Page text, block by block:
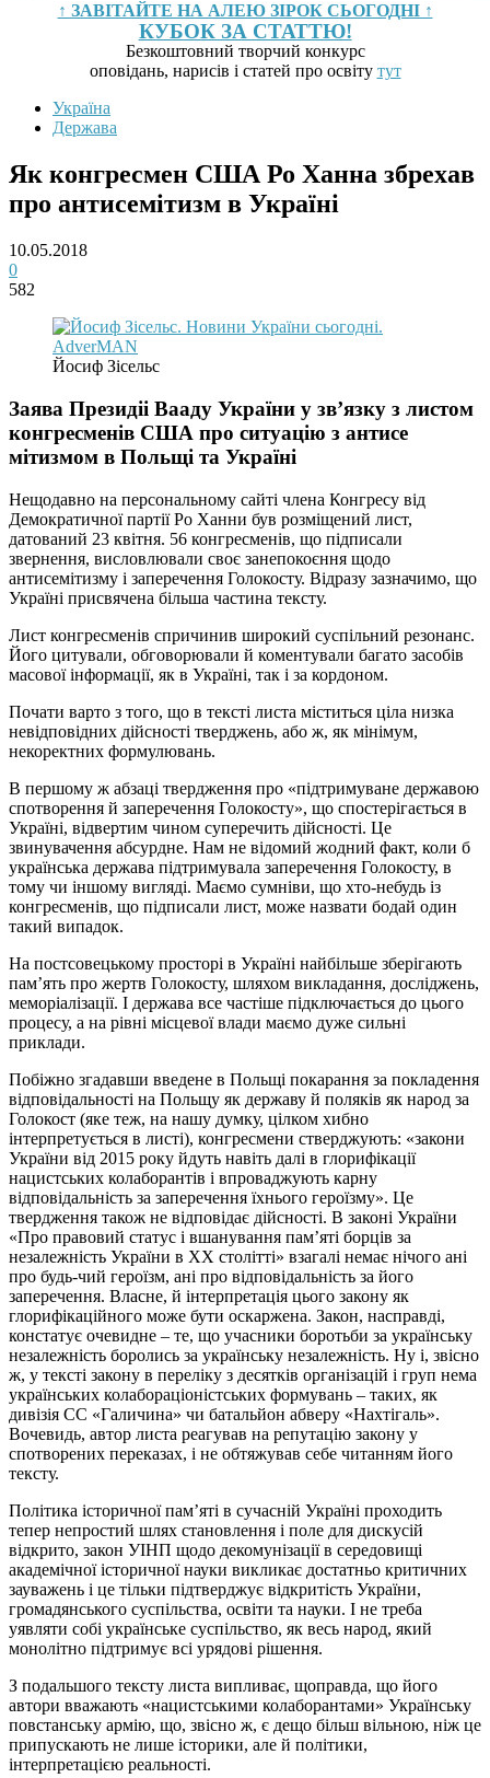
↑ ЗАВІТАЙТЕ НА АЛЕЮ ЗІРОК СЬОГОДНІ ↑
КУБОК ЗА СТАТТЮ!
Безкоштовний творчий конкурс
оповідань, нарисів і статей про освіту тут
Україна
Держава
Як конгресмен США Ро Ханна збрехав
про антисемітизм в Україні
10.05.2018
0
582
Йосиф Зісельс
Заява Президіі Вааду України у зв’язку з листом
конгресменів США про ситуацію з антисе
мітизмом в Польщі та Україні
Нещодавно на персональному сайті члена Конгресу від
Демократичної партії Ро Ханни був розміщений лист,
датований 23 квітня. 56 конгресменів, що підписали
звернення, висловлювали своє занепокоєння щодо
антисемітизму і заперечення Голокосту. Відразу зазначимо, що
Україні присвячена більша частина тексту.
Лист конгресменів спричинив широкий суспільний резонанс.
Його цитували, обговорювали й коментували багато засобів
масової інформації, як в Україні, так і за кордоном.
Почати варто з того, що в тексті листа міститься ціла низка
невідповідних дійсності тверджень, або ж, як мінімум,
некоректних формулювань.
В першому ж абзаці твердження про «підтримуване державою
спотворення й заперечення Голокосту», що спостерігається в
Україні, відвертим чином суперечить дійсності. Це
звинувачення абсурдне. Нам не відомий жодний факт, коли б
українська держава підтримувала заперечення Голокосту, в
тому чи іншому вигляді. Маємо сумніви, що хто-небудь із
конгресменів, що підписали лист, може назвати бодай один
такий випадок.
На постсовецькому просторі в Україні найбільше зберігають
пам’ять про жертв Голокосту, шляхом викладання, досліджень,
меморіалізації. І держава все частіше підключається до цього
процесу, а на рівні місцевої влади маємо дуже сильні
приклади.
Побіжно згадавши введене в Польщі покарання за покладення
відповідальності на Польщу як державу й поляків як народ за
Голокост (яке теж, на нашу думку, цілком хибно
інтерпретується в листі), конгресмени стверджують: «закони
України від 2015 року йдуть навіть далі в глорифікації
нацистських колаборантів і впроваджують карну
відповідальність за заперечення їхнього героїзму». Це
твердження також не відповідає дійсності. В законі України
«Про правовий статус і вшанування пам’яті борців за
незалежність України в XX столітті» взагалі немає нічого ані
про будь-чий героїзм, ані про відповідальність за його
заперечення. Власне, й інтерпретація цього закону як
глорифікаційного може бути оскаржена. Закон, насправді,
констатує очевидне – те, що учасники боротьби за українську
незалежність боролись за українську незалежність. Ну і, звісно
ж, у тексті закону в переліку з десятків організацій і груп нема
українських колабораціоністських формувань – таких, як
дивізія СС «Галичина» чи батальйон абверу «Нахтігаль».
Вочевидь, автор листа реагував на репутацію закону у
спотворених переказах, і не обтяжував себе читанням його
тексту.
Політика історичної пам’яті в сучасній Україні проходить
тепер непростий шлях становлення і поле для дискусій
відкрито, закон УІНП щодо декомунізації в середовищі
академічної історичної науки викликає достатньо критичних
зауважень і це тільки підтверджує відкритість України,
громадянського суспільства, освіти та науки. І не треба
уявляти собі українське суспільство, як весь народ, який
монолітно підтримує всі урядові рішення.
З подальшого тексту листа випливає, щоправда, що його
автори вважають «нацистськими колаборантами» Українську
повстанську армію, що, звісно ж, є дещо більш вільною, ніж це
припускають не лише історики, але й політики,
інтерпретацією реальності.